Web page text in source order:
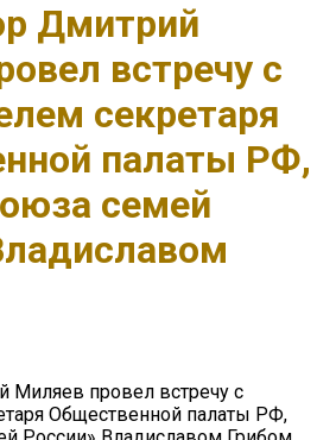
Дмитрий
встречу с
секретаря
палаты РФ,
семей
Миляев провел встречу с
Общественной палаты РФ,